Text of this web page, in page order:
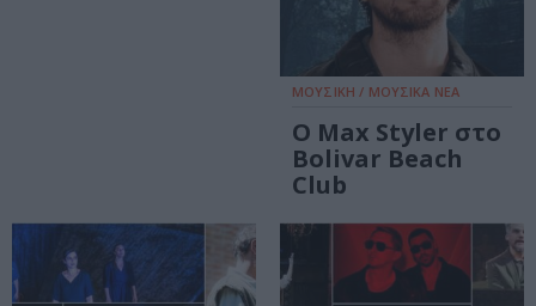
ΜΟΥΣΙΚΗ / ΜΟΥΣΙΚΑ ΝΕΑ
Ο Max Styler στο
Bolivar Beach
Club